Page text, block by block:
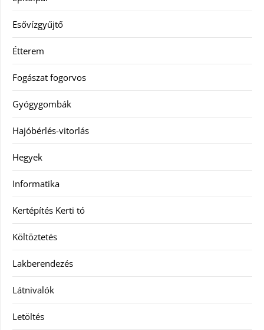
Esővízgyűjtő
Étterem
Fogászat fogorvos
Gyógygombák
Hajóbérlés-vitorlás
Hegyek
Informatika
Kertépítés Kerti tó
Költöztetés
Lakberendezés
Látnivalók
Letöltés